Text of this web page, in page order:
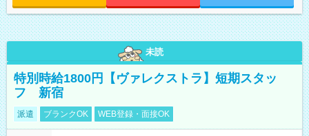
未読
特別時給1800円【ヴァレクストラ】短期スタッ
フ 新宿
派遣 ブランクOK WEB登録・面接OK